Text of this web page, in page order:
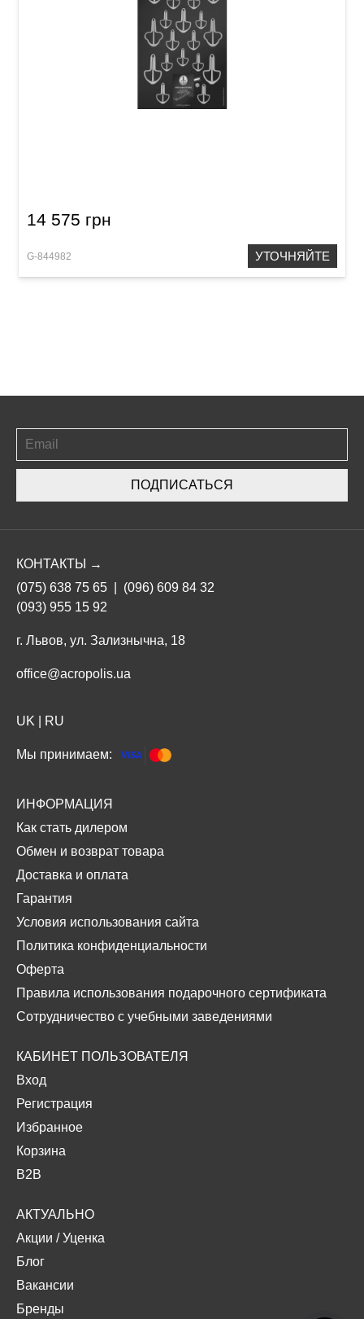
14 575 грн
G-844982 УТОЧНЯЙТЕ
ПОДПИСАТЬСЯ
КОНТАКТЫ →
(075) 638 75 65
(096) 609 84 32
(093) 955 15 92
г. Львов, ул. Зализнычна, 18
office@acropolis.ua
UK RU
Мы принимаем:
ИНФОРМАЦИЯ
Как стать дилером
Обмен и возврат товара
Доставка и оплата
Гарантия
Условия использования сайта
Политика конфиденциальности
Оферта
Правила использования подарочного сертификата
Сотрудничество с учебными заведениями
КАБИНЕТ ПОЛЬЗОВАТЕЛЯ
Вход
Регистрация
Избранное
Корзина
B2B
АКТУАЛЬНО
Акции /Уценка
Блог
Вакансии
Бренды